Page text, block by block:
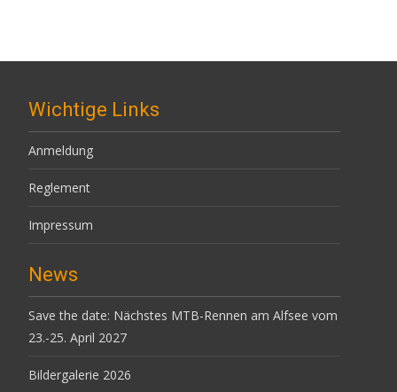
Wichtige Links
Anmeldung
Reglement
Impressum
News
Save the date: Nächstes MTB-Rennen am Alfsee vom
23.-25. April 2027
Bildergalerie 2026